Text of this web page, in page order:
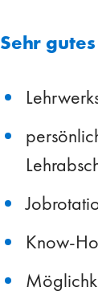
Sehr
Know-